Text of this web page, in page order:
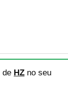
de HZ no seu